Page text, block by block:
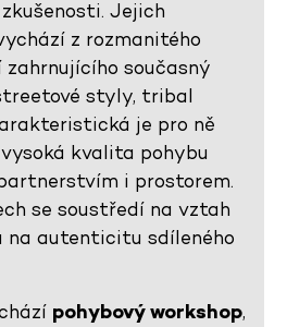
Jejich
z rozmanitého
současný
styly, tribal
je pro ně
kvalita pohybu
i prostorem.
se soustředí na vztah
autenticitu sdíleného
pohybový workshop,